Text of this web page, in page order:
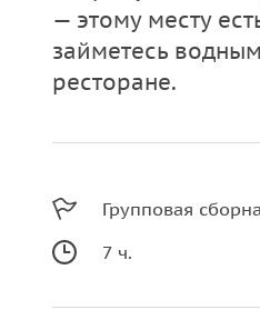
— этому месту
займетесь
ресторане.
Групповая
7 ч.